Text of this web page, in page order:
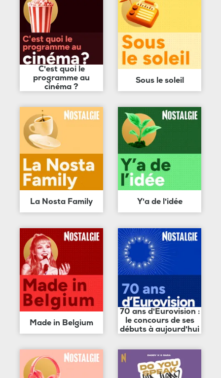
C'est quoi le
programme au
cinéma ?
Sous le soleil
La Nosta Family Y'a de l'idée
Made in Belgium
70 ans d'Eurovision :
le concours de ses
débuts à aujourd'hui